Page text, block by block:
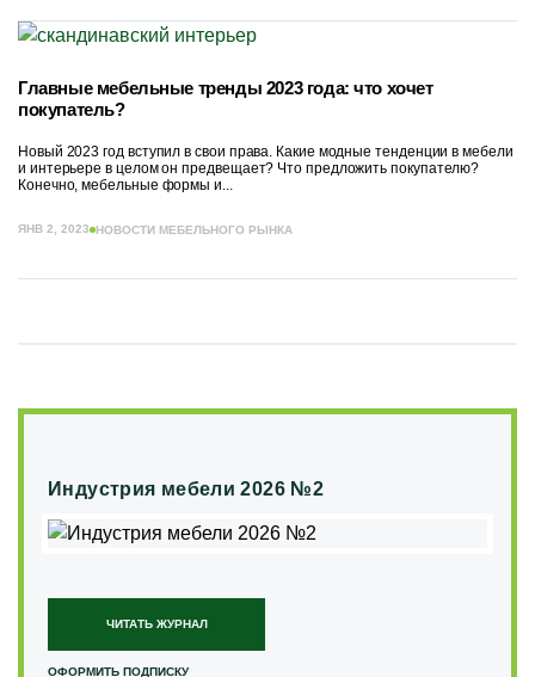
Главные мебельные тренды 2023 года: что хочет
покупатель?
Новый 2023 год вступил в свои права. Какие модные тенденции в мебели
и интерьере в целом он предвещает? Что предложить покупателю?
Конечно, мебельные формы и...
ЯНВ 2, 2023 НОВОСТИ МЕБЕЛЬНОГО РЫНКА
Индустрия мебели 2026 №2
ЧИТАТЬ ЖУРНАЛ
ОФОРМИТЬ ПОДПИСКУ